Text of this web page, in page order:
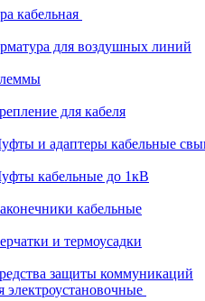
кабельная
для воздушных линий
для кабеля
и адаптеры кабельные
кабельные до 1кВ
кабельные
и термоусадки
защиты коммуникаций
электроустановочные